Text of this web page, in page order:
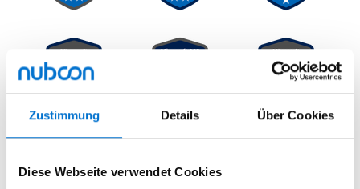
Zustimmung Details Über Cookies
Diese Webseite verwendet Cookies